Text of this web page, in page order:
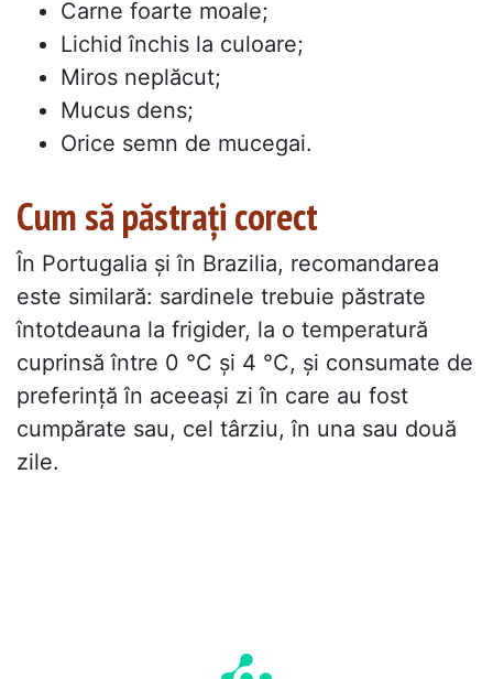
Carne foarte moale;
Lichid închis la culoare;
Miros neplăcut;
Mucus dens;
Orice semn de mucegai.
Cum să păstrați corect
În Portugalia și în Brazilia, recomandarea
este similară: sardinele trebuie păstrate
întotdeauna la frigider, la o temperatură
cuprinsă între 0 °C și 4 °C, și consumate de
preferință în aceeași zi în care au fost
cumpărate sau, cel târziu, în una sau două
zile.